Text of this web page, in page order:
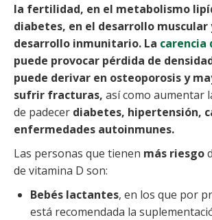
la fertilidad, en el metabolismo
diabetes, en el desarrollo muscular
desarrollo inmunitario. La carencia
puede provocar pérdida de
puede derivar en osteoporosis y
sufrir fracturas, así como aumentar
de padecer diabetes, hipertensión,
enfermedades autoinmunes.
Las personas que tienen más riesgo
de vitamina D son:
Bebés lactantes, en los que por
está recomendada la